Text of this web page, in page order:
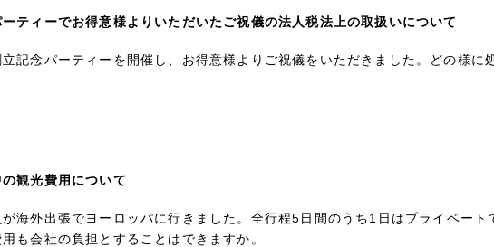
ティーでお得意様よりいただいたご祝儀の法人税法上の取扱いについて
記念パーティーを開催し、お得意様よりご祝儀をいただきました。どの様に
観光費用について
海外出張でヨーロッパに行きました。全行程5日間のうち1日はプライベート
も会社の負担とすることはできますか。